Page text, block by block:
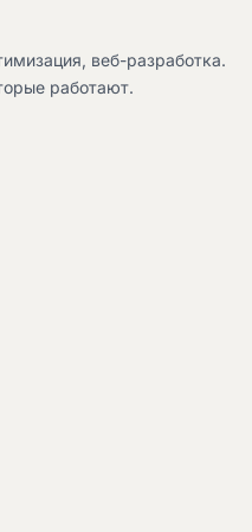
веб-разработка.
работают.